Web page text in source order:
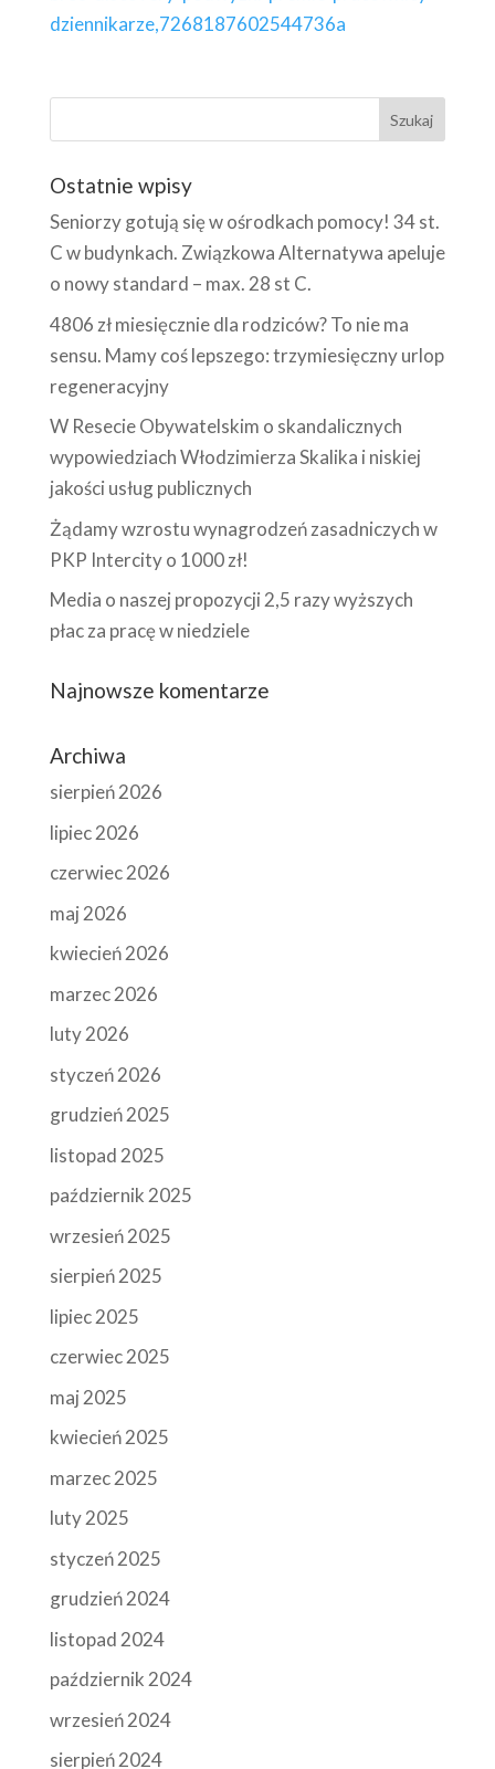
dziennikarze,7268187602544736a
Ostatnie wpisy
Seniorzy gotują się w ośrodkach pomocy! 34 st.
C w budynkach. Związkowa Alternatywa apeluje
o nowy standard – max. 28 st C.
4806 zł miesięcznie dla rodziców? To nie ma
sensu. Mamy coś lepszego: trzymiesięczny urlop
regeneracyjny
W Resecie Obywatelskim o skandalicznych
wypowiedziach Włodzimierza Skalika i niskiej
jakości usług publicznych
Żądamy wzrostu wynagrodzeń zasadniczych w
PKP Intercity o 1000 zł!
Media o naszej propozycji 2,5 razy wyższych
płac za pracę w niedziele
Najnowsze komentarze
Archiwa
sierpień 2026
lipiec 2026
czerwiec 2026
maj 2026
kwiecień 2026
marzec 2026
luty 2026
styczeń 2026
grudzień 2025
listopad 2025
październik 2025
wrzesień 2025
sierpień 2025
lipiec 2025
czerwiec 2025
maj 2025
kwiecień 2025
marzec 2025
luty 2025
styczeń 2025
grudzień 2024
listopad 2024
październik 2024
wrzesień 2024
sierpień 2024